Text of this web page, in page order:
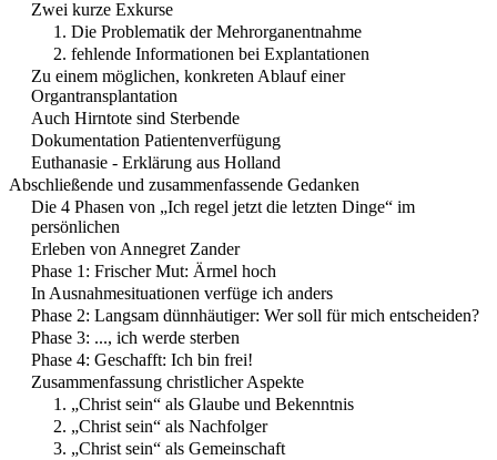
Zwei kurze Exkurse
1. Die Problematik der Mehrorganentnahme
2. fehlende Informationen bei Explantationen
Zu einem möglichen, konkreten Ablauf einer
Organtransplantation
Auch Hirntote sind Sterbende
Dokumentation Patientenverfügung
Euthanasie - Erklärung aus Holland
Abschließende und zusammenfassende Gedanken
Die 4 Phasen von „Ich regel jetzt die letzten Dinge“ im
persönlichen
Erleben von Annegret Zander
Phase 1: Frischer Mut: Ärmel hoch
In Ausnahmesituationen verfüge ich anders
Phase 2: Langsam dünnhäutiger: Wer soll für mich entscheiden?
Phase 3: ..., ich werde sterben
Phase 4: Geschafft: Ich bin frei!
Zusammenfassung christlicher Aspekte
1. „Christ sein“ als Glaube und Bekenntnis
2. „Christ sein“ als Nachfolger
3. „Christ sein“ als Gemeinschaft